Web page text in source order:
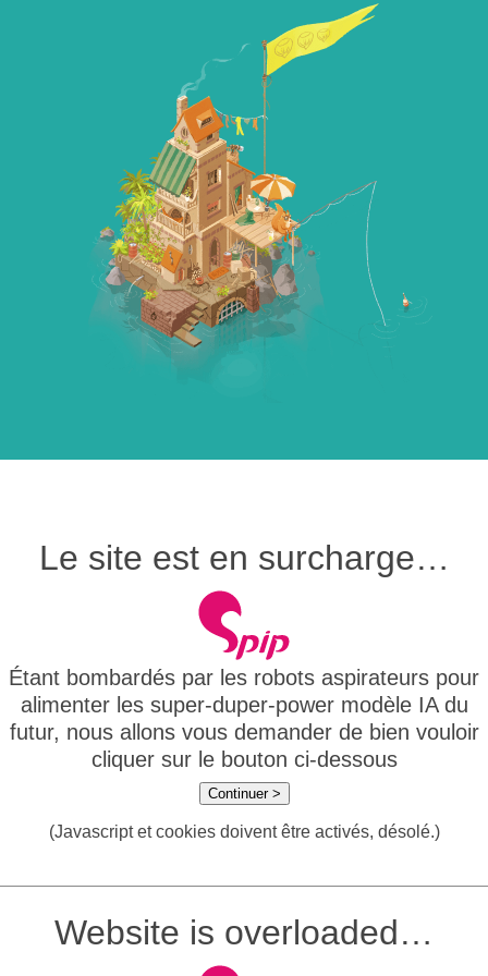
Le site est en surcharge…
Étant bombardés par les robots aspirateurs pour
alimenter les super-duper-power modèle IA du
futur, nous allons vous demander de bien vouloir
cliquer sur le bouton ci-dessous
Continuer >
(Javascript et cookies doivent être activés, désolé.)
Website is overloaded…